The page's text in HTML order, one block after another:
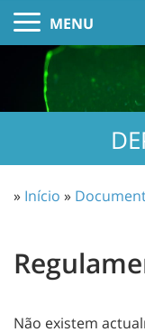
MENU
» Início »
Não existem